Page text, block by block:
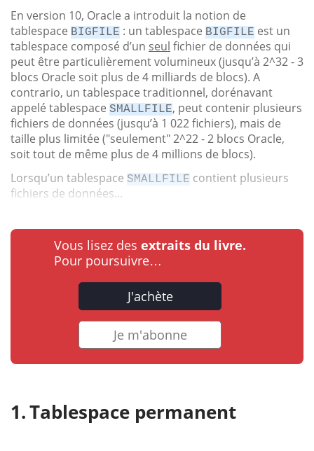
En version 10, Oracle a introduit la notion de
tablespace BIGFILE : un tablespace BIGFILE est un
tablespace composé d’un seul fichier de données qui
peut être particulièrement volumineux (jusqu’à 2^32 - 3
blocs Oracle soit plus de 4 milliards de blocs). A
contrario, un tablespace traditionnel, dorénavant
appelé tablespace SMALLFILE, peut contenir plusieurs
fichiers de données (jusqu’à 1 022 fichiers), mais de
taille plus limitée ("seulement" 2^22 - 2 blocs Oracle,
soit tout de même plus de 4 millions de blocs).
Lorsqu’un tablespace SMALLFILE contient plusieurs
fichiers de données...
Vous lisez des extraits du livre.
Pour poursuivre…
J'achète
Je m'abonne
Tablespace permanent